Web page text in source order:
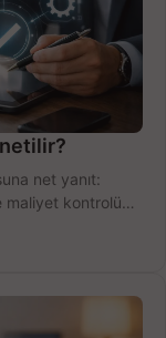
net yanıt:
maliyet kontrolü